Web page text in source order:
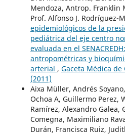
Mendoza, Antrop. Franklin
Prof. Alfonso J. Rodríguez-
epidemiológicos de la
pediátrica del eje centro
evaluada en el
antropométricas y
arterial , Gaceta Médica de
(2011)
Aixa Müller, Andrés
Ochoa A, Guillermo Perez,
Ramírez, Alexandro Galea,
Comegna, Maximiliano
Durán, Francisca Ruiz,